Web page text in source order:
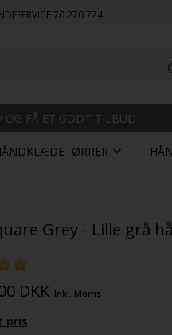
70 270 774
OG FÅ ET GODT TILBUD
Grey - Lille grå
DKK Inkl. Moms
pris